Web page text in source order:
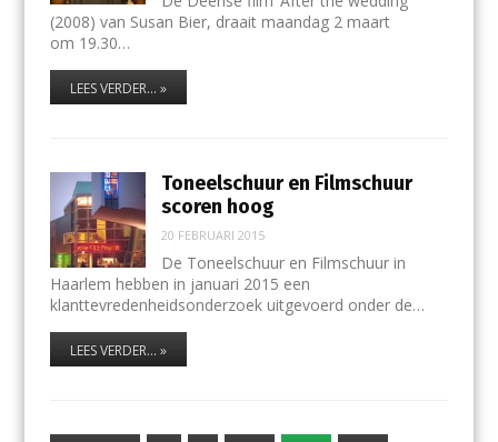
(2008) van Susan Bier, draait maandag 2 maart
om 19.30…
LEES VERDER... »
Toneelschuur en Filmschuur
scoren hoog
20 FEBRUARI 2015
De Toneelschuur en Filmschuur in
Haarlem hebben in januari 2015 een
klanttevredenheidsonderzoek uitgevoerd onder de…
LEES VERDER... »